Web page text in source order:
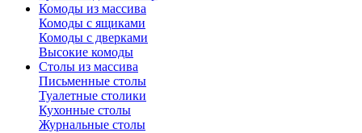
Комоды из массива
Комоды с ящиками
Комоды с дверками
Высокие комоды
Столы из массива
Письменные столы
Туалетные столики
Кухонные столы
Журнальные столы